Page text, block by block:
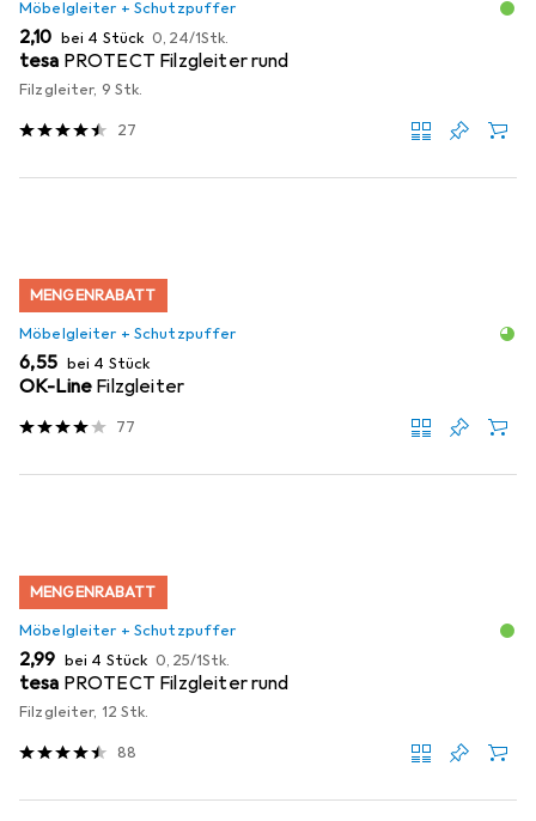
Möbelgleiter + Schutzpuffer
EUR
2,10 bei 4 Stück EUR
0,24/1Stk.
tesa PROTECT Filzgleiter rund
Filzgleiter, 9 Stk.
27
MENGENRABATT
Möbelgleiter + Schutzpuffer
EUR
6,55 bei 4 Stück
OK-Line Filzgleiter
77
MENGENRABATT
Möbelgleiter + Schutzpuffer
EUR
2,99 bei 4 Stück EUR
0,25/1Stk.
tesa PROTECT Filzgleiter rund
Filzgleiter, 12 Stk.
88